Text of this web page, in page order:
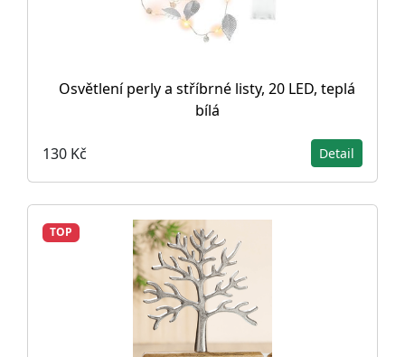
Osvětlení perly a stříbrné listy, 20 LED, teplá
bílá
130 Kč Detail
TOP